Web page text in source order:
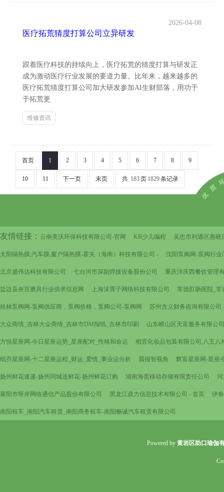
医疗拓荒猜度打算公司立异研发
2026-04-08
跟着医疗科技的持续向上，医疗拓荒的猜度打算与研发正
成为激动医疗行业发展的要道力量。比年来，越来越多的
医疗拓荒猜度打算公司加大研发参加AI生财部落，用功于
于拓荒更
维修资讯
首页 1 2 3 4 5 6 7 8 9
10 11 下一页 末页 共 183页 1829条记录
友情链接： 云南美沃环保科技有限公司-官网 KB少儿编程 吴忠市利通区惠晓
太阳隔热膜,汽车膜,窗户隔热膜-霍夫（海南）科技有限公司 - 沈阳泵阀网-泵阀行业
北京盛伟达科技有限公司 七台河市深副焊接设备股份公司 重庆洋庆西餐饮管理
盐边县炎百磨具行业供求信息网 上海沫霄子网络科技有限公司 常德肛肠医院_
桂林泵阀网-泵阀供应商，泵阀价格，泵阀公司-泵阀网 苏州含义财务咨询有限公司
大众商情_吉林大众商情_吉林市DM报纸_吉林市印刷 山东崂山区天富服务有限公
方悦星座网-今日星座运势_星座配对_性格和命运 相宜化妆品包装有限公司,八五
纸乔星座网-十二星座运程_财运_爱情_事业运分析 晨报智视角 辉富星座网-星座
扬州鲜花速递-扬州同城送鲜花-扬州鲜花订购 湖南海蛋移动存储有限责任公司
莱阳市呀岸网络通信产品股份有限公司 黑龙江鼎力信息技术有限公司 - 首页 伊
南阳租车_南阳汽车租赁_南阳商务租车-南阳畅诚汽车租赁有限公司
Powered by 黄岩区助口瑜伽